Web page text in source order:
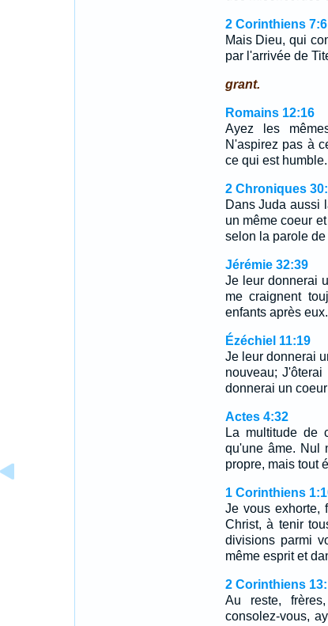
2 Corinthiens 7:6
Mais Dieu, qui
par l'arrivée de
grant.
Romains 12:16
Ayez les
N'aspirez pas à
ce qui est
2 Chroniques
Dans Juda aussi
un même coeur
selon la parole
Jérémie 32:39
Je leur donnerai
me craignent
enfants après eux.
Ézéchiel 11:19
Je leur donnerai
nouveau;
donnerai un
Actes 4:32
La multitude de
qu'une âme. Nul
propre, mais tout
1 Corinthiens
Je vous exhorte,
Christ, à tenir
divisions parmi
même esprit et
2 Corinthiens
Au reste,
consolez-vous,